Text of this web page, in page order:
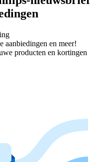
aanbiedingen en meer!
producten en kortingen